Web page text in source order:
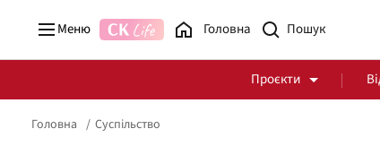
Меню Головна
Проєкти
Головна Суспільство